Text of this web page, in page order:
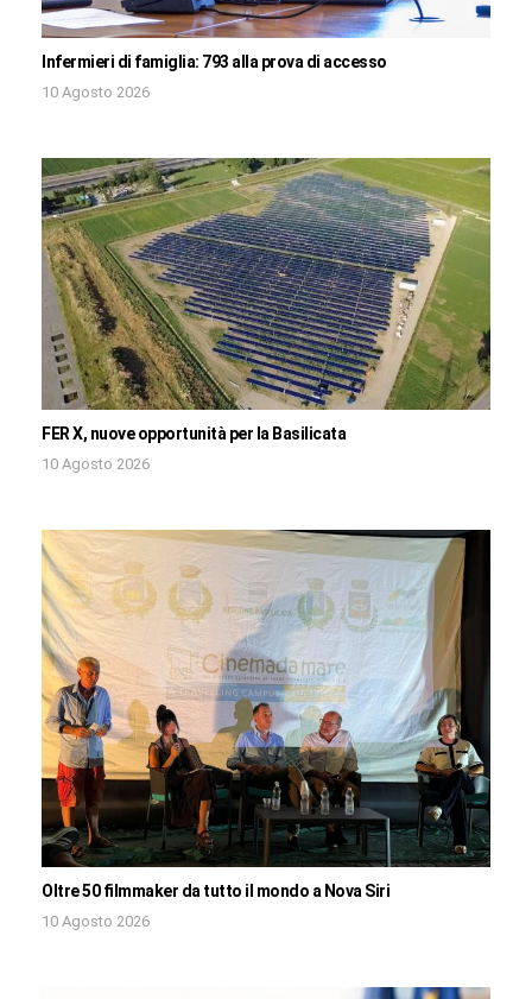
Infermieri di famiglia: 793 alla prova di accesso
10 Agosto 2026
FER X, nuove opportunità per la Basilicata
10 Agosto 2026
Oltre 50 filmmaker da tutto il mondo a Nova Siri
10 Agosto 2026